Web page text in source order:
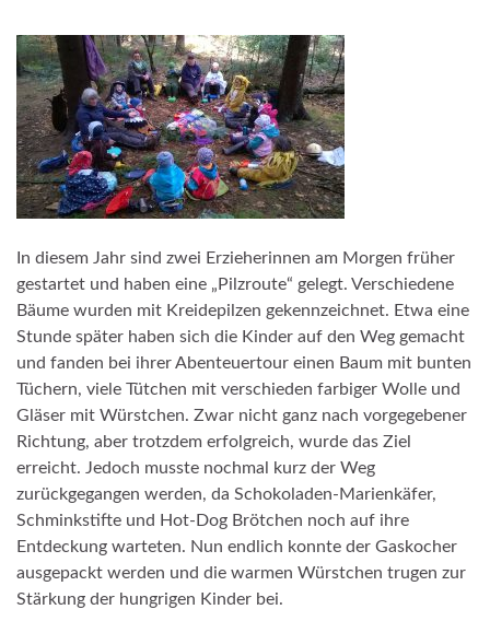
In diesem Jahr sind zwei Erzieherinnen am Morgen früher
gestartet und haben eine „Pilzroute“ gelegt. Verschiedene
Bäume wurden mit Kreidepilzen gekennzeichnet. Etwa eine
Stunde später haben sich die Kinder auf den Weg gemacht
und fanden bei ihrer Abenteuertour einen Baum mit bunten
Tüchern, viele Tütchen mit verschieden farbiger Wolle und
Gläser mit Würstchen. Zwar nicht ganz nach vorgegebener
Richtung, aber trotzdem erfolgreich, wurde das Ziel
erreicht. Jedoch musste nochmal kurz der Weg
zurückgegangen werden, da Schokoladen-Marienkäfer,
Schminkstifte und Hot-Dog Brötchen noch auf ihre
Entdeckung warteten. Nun endlich konnte der Gaskocher
ausgepackt werden und die warmen Würstchen trugen zur
Stärkung der hungrigen Kinder bei.